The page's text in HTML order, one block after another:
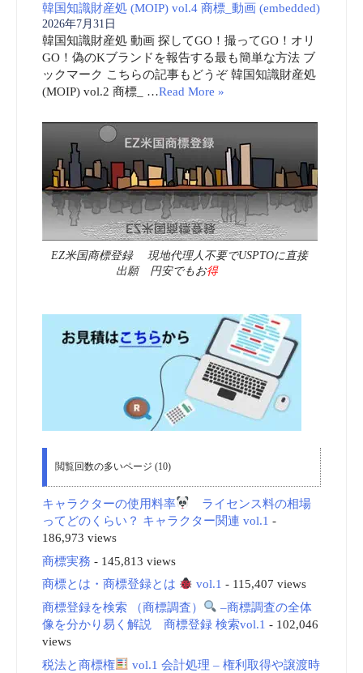
韓国知識財産処 (MOIP) vol.4 商標_動画 (embedded)
2026年7月31日
韓国知識財産処 動画 探してGO！撮ってGO！オリ
GO！偽のKブランドを報告する最も簡単な方法 ブ
ックマーク こちらの記事もどうぞ 韓国知識財産処
(MOIP) vol.2 商標_ …Read More »
EZ米国商標登録 現地代理人不要でUSPTOに直接
出願 円安でもお得
閲覧回数の多いページ (10)
キャラクターの使用料率
ライセンス料の相場
ってどのくらい？ キャラクター関連 vol.1 -
186,973 views
商標実務 - 145,813 views
商標とは・商標登録とは
vol.1 - 115,407 views
商標登録を検索 （商標調査）
–商標調査の全体
像を分かり易く解説 商標登録 検索vol.1 - 102,046
views
税法と商標権
vol.1 会計処理 – 権利取得や譲渡時